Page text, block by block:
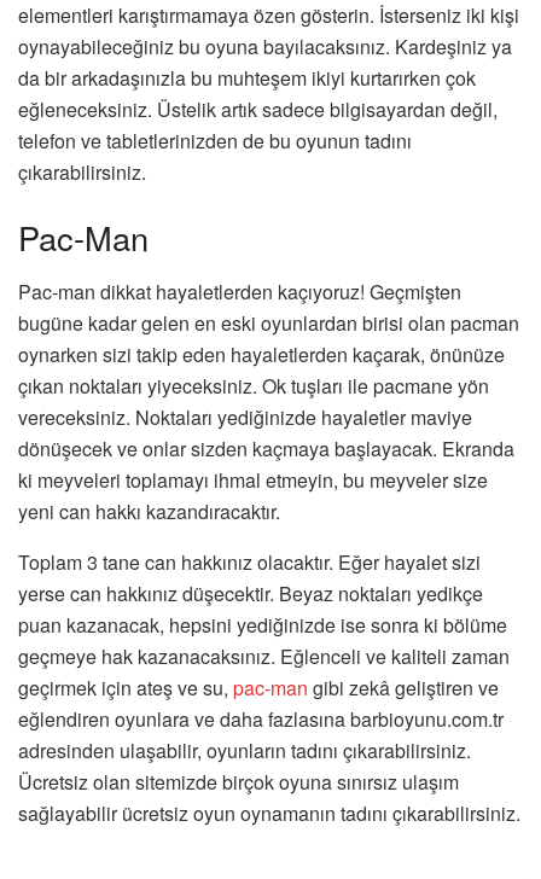
elementleri karıştırmamaya özen gösterin. İsterseniz iki kişi
oynayabileceğiniz bu oyuna bayılacaksınız. Kardeşiniz ya
da bir arkadaşınızla bu muhteşem ikiyi kurtarırken çok
eğleneceksiniz. Üstelik artık sadece bilgisayardan değil,
telefon ve tabletlerinizden de bu oyunun tadını
çıkarabilirsiniz.
Pac-Man
Pac-man dikkat hayaletlerden kaçıyoruz! Geçmişten
bugüne kadar gelen en eski oyunlardan birisi olan pacman
oynarken sizi takip eden hayaletlerden kaçarak, önünüze
çıkan noktaları yiyeceksiniz. Ok tuşları ile pacmane yön
vereceksiniz. Noktaları yediğinizde hayaletler maviye
dönüşecek ve onlar sizden kaçmaya başlayacak. Ekranda
ki meyveleri toplamayı ihmal etmeyin, bu meyveler size
yeni can hakkı kazandıracaktır.
Toplam 3 tane can hakkınız olacaktır. Eğer hayalet sizi
yerse can hakkınız düşecektir. Beyaz noktaları yedikçe
puan kazanacak, hepsini yediğinizde ise sonra ki bölüme
geçmeye hak kazanacaksınız. Eğlenceli ve kaliteli zaman
geçirmek için ateş ve su, pac-man gibi zekâ geliştiren ve
eğlendiren oyunlara ve daha fazlasına barbioyunu.com.tr
adresinden ulaşabilir, oyunların tadını çıkarabilirsiniz.
Ücretsiz olan sitemizde birçok oyuna sınırsız ulaşım
sağlayabilir ücretsiz oyun oynamanın tadını çıkarabilirsiniz.